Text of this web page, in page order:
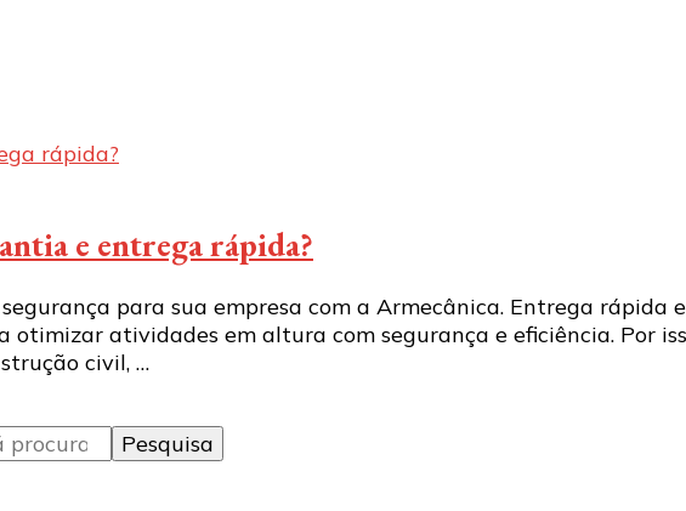
e entrega rápida?
para sua empresa com a Armecânica. Entrega rápida
atividades em altura com segurança e eficiência. Por
civil, …